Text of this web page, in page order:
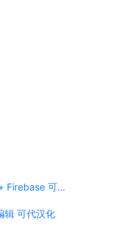
近店1.2.2版 实时优惠、活动和聊天 + Firebase 可代汉化
辑 可代汉化